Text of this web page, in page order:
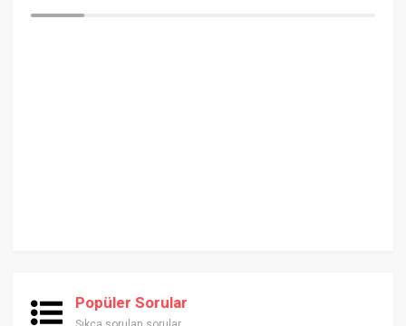
Popüler Sorular